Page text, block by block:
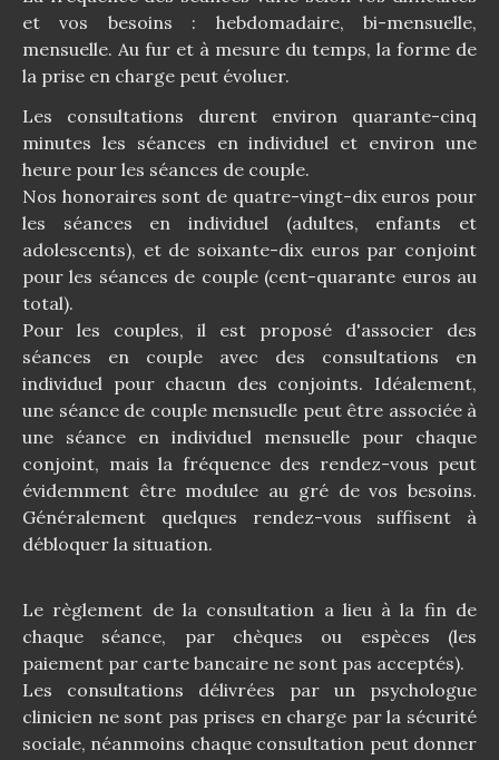
et vos besoins : hebdomadaire, bi-mensuelle,
mensuelle. Au fur et à mesure du temps, la forme de
la prise en charge peut évoluer.
Les consultations durent environ quarante-cinq
minutes les séances en individuel et environ une
heure pour les séances de couple.
Nos honoraires sont de quatre-vingt-dix euros pour
les séances en individuel (adultes, enfants et
adolescents), et de soixante-dix euros par conjoint
pour les séances de couple (cent-quarante euros au
total).
Pour les couples, il est proposé d'associer des
séances en couple avec des consultations en
individuel pour chacun des conjoints. Idéalement,
une séance de couple mensuelle peut être associée à
une séance en individuel mensuelle pour chaque
conjoint, mais la fréquence des rendez-vous peut
évidemment être modulee au gré de vos besoins.
Généralement quelques rendez-vous suffisent à
débloquer la situation.
Le règlement de la consultation a lieu à la fin de
chaque séance, par chèques ou espèces (les
paiement par carte bancaire ne sont pas acceptés).
Les consultations délivrées par un psychologue
clinicien ne sont pas prises en charge par la sécurité
sociale, néanmoins chaque consultation peut donner